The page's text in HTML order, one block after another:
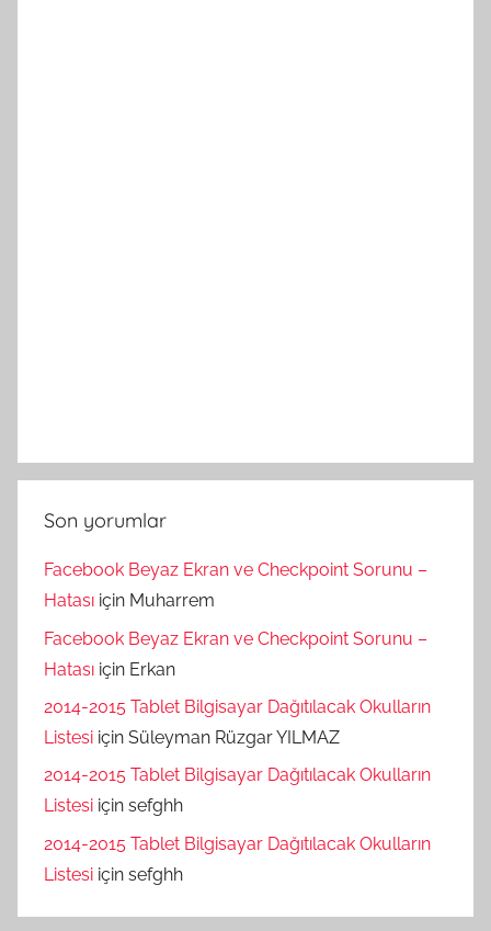
Son yorumlar
Facebook Beyaz Ekran ve Checkpoint Sorunu –
Hatası için Muharrem
Facebook Beyaz Ekran ve Checkpoint Sorunu –
Hatası için Erkan
2014-2015 Tablet Bilgisayar Dağıtılacak Okulların
Listesi için Süleyman Rüzgar YILMAZ
2014-2015 Tablet Bilgisayar Dağıtılacak Okulların
Listesi için sefghh
2014-2015 Tablet Bilgisayar Dağıtılacak Okulların
Listesi için sefghh